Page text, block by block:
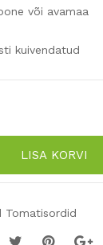
või avamaa
kuivendatud
LISA KORVI
Tomatisordid